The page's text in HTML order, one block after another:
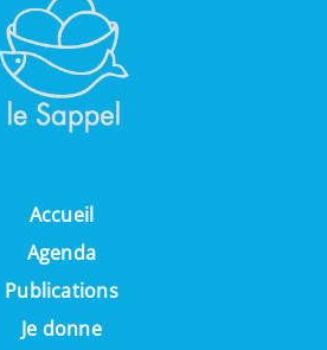
Accueil
Agenda
Publications
Je donne